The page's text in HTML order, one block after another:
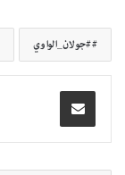
#جولان_الواوي